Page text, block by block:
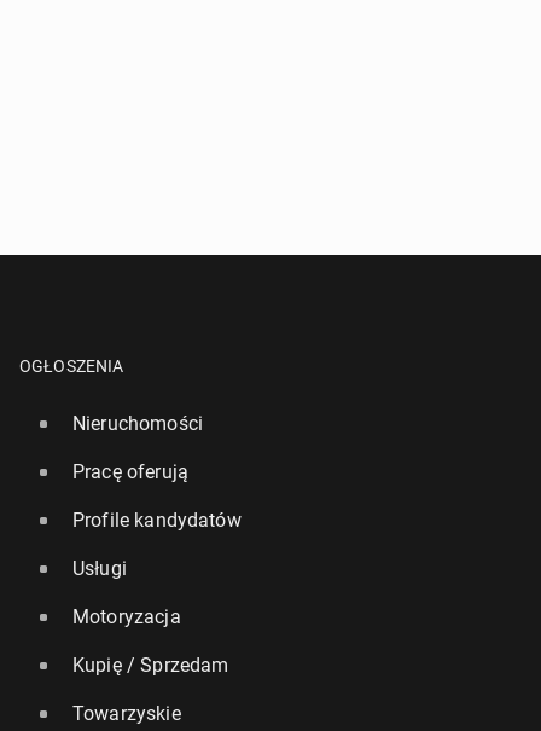
OGŁOSZENIA
Nieruchomości
Pracę oferują
Profile kandydatów
Usługi
Motoryzacja
Kupię / Sprzedam
Towarzyskie